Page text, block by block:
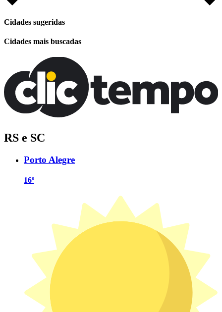
Cidades sugeridas
Cidades mais buscadas
RS e SC
Porto Alegre
16º